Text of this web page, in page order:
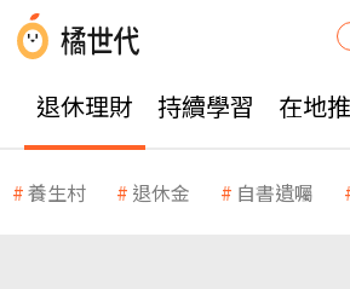
退休理財 持續學習 在地
養生村 退休金 自書遺囑